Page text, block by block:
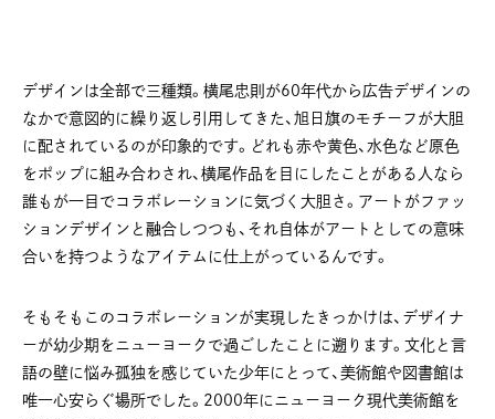
デザインは全部で三種類。横尾忠則が60年代から広告デザインの
なかで意図的に繰り返し引用してきた、旭日旗のモチーフが大胆
に配されているのが印象的です。どれも赤や黄色、水色など原色
をポップに組み合わされ、横尾作品を目にしたことがある人なら
誰もが一目でコラボレーションに気づく大胆さ。アートがファッ
ションデザインと融合しつつも、それ自体がアートとしての意味
合いを持つようなアイテムに仕上がっているんです。
そもそもこのコラボレーションが実現したきっかけは、デザイナ
ーが幼少期をニューヨークで過ごしたことに遡ります。文化と言
語の壁に悩み孤独を感じていた少年にとって、美術館や図書館は
唯一心安らぐ場所でした。2000年にニューヨーク現代美術館を